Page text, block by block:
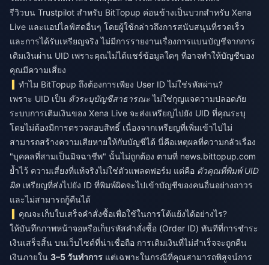
รีวิวบน Trustpilot สำหรับ BitTopup ค่อนข้างเป็นบวกสำหรับ Xena
Live และแอปไลฟ์สดอื่นๆ โดยผู้ใช้กล่าวถึงการสนับสนุนที่รวดเร็ว
และการได้รับเหรียญจริง ไม่มีการรายงานเรื่องการแบนบัญชีจากการ
เติมเงินผ่าน UID เพราะคุณไม่ได้แชร์ข้อมูลใดๆ ที่อาจทำให้บัญชีของ
คุณมีความเสี่ยง
ทำไม BitTopup ถึงต้องการเพียง User ID ไม่ใช่รหัสผ่าน?
เพราะ UID เป็น ตัวระบุบัญชีสาธารณะไม่ใช่กุญแจความปลอดภัย
ระบบการเติมเงินของ Xena Live จะส่งเหรียญไปยัง UID ที่คุณระบุ
โดยไม่ต้องมีการตรวจสอบสิทธิ์ เนื่องจากเหรียญที่เพิ่มเข้าไปไม่
สามารถสร้างความเสียหายให้กับบัญชีได้ นี่คือเหตุผลที่ความกลัวเรื่อง
"บุคคลที่สามเป็นมิจฉาชีพ" นั้นไม่ถูกต้อง ตามที่ news.bittopup.com
ย้ำไว้ ความเสี่ยงที่แท้จริงไม่ใช่ตัวแพลตฟอร์ม แต่คือ ตัวคุณที่พิมพ์ UID
ผิดเหรียญที่ส่งไปยัง ID ที่พิมพ์ผิดจะไปเข้าบัญชีของคนอื่นอย่างถาวร
และไม่สามารถกู้คืนได้
คุณจะเก็บใบเสร็จคำสั่งซื้อเพื่อใช้ในการโต้แย้งได้อย่างไร?
ให้บันทึกภาพหน้าจอหรือเก็บรหัสคำสั่งซื้อ (Order ID) ทันทีที่การชำระ
เงินเสร็จสิ้น บนเว็บไซต์ที่น่าเชื่อถือ การเติมเงินที่ไม่สำเร็จจะถูกคืน
เงินภายใน 3–5 วันทำการ แต่เฉพาะในกรณีที่คุณสามารถพิสูจน์การ